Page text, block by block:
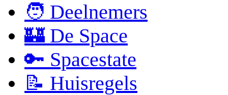
🧑 Deelnemers
🏰 De Space
🔑 Spacestate
📝 Huisregels